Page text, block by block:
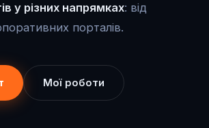
у різних напрямках: від
порталів.
Мої роботи